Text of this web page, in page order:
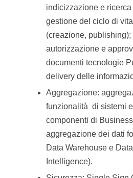
indicizzazione e
gestione del ciclo di
(creazione,
autorizzazione e
documenti tecnologie
delivery delle
Aggregazione:
funzionalità di sistemi
componenti di
aggregazione dei dati
Data Warehouse e
Intelligence).